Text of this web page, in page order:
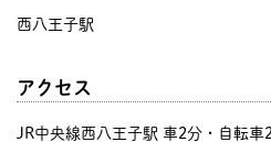
西八王子駅
アクセス
JR中央線西八王子駅 車2分・自転車